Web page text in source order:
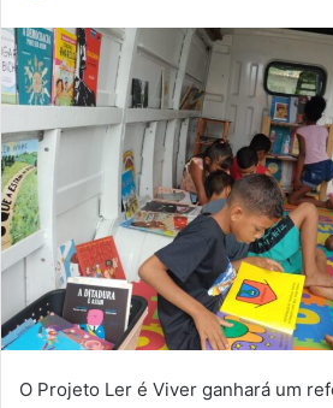
n
d
e
u
m
e
-
m
a
O Projeto Ler é Viver ganhará um